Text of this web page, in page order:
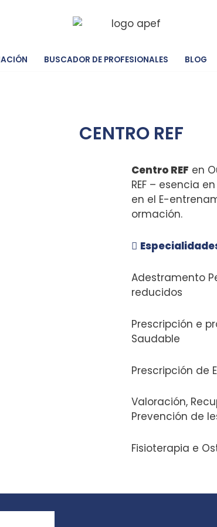
BUSCADOR DE PROFESIONALES BLOG
CENTRO REF
Centro REF en
REF – esencia
en el E-
ormación.
Adestramento
reducidos
Prescripción e
Saudable
Prescripción de
Valoración,
Prevención de
Fisioterapia e
Necesarias
cookies no
son
Son